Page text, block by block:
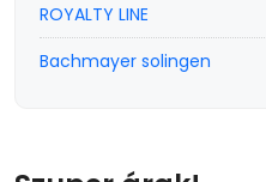
ROYALTY LINE
Bachmayer solingen